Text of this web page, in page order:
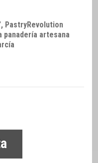
PastryRevolution
panadería artesana